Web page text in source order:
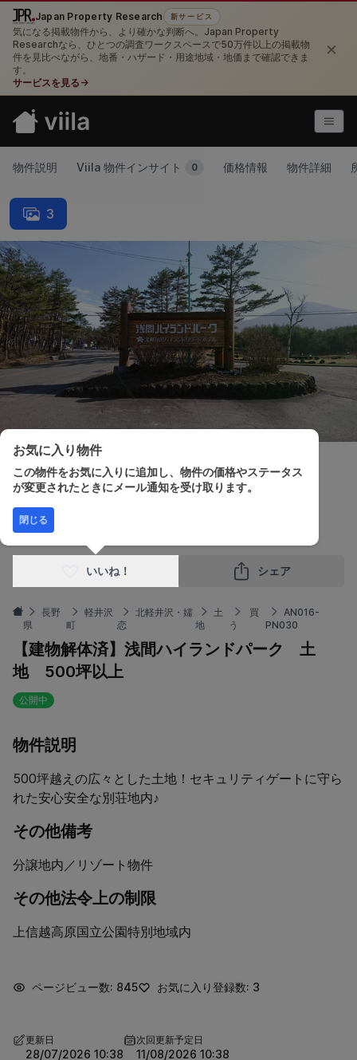
Japan Property Research 新サービス
気になる掲載物件から、より確かな判断へ。Japan Property
Researchなら、ひとつの調査ワークスペースで50万件以上の掲載物
件を見比べながら、地番・ハザード・用途地域・地価まで確認できま
す。
サービスを見る →
×
物件説明 Viila 物件インサイト 0 価格情報 物件詳細
3
販売価格
¥7,005,600
いいね！ シェア
長野
県
軽井沢
町
北軽井沢・嬬
恋
土
地
買
う
AN016-
PN030
【建物解体済】浅間ハイランドパーク 土
地 500坪以上
公開中
物件説明
500坪越えの広々とした土地！セキュリティゲートに守ら
れた安心安全な別荘地内♪
その他備考
分譲地内／リゾート物件
その他法令上の制限
上信越高原国立公園特別地域内
ページビュー数: 845 お気に入り登録数: 3
更新日
28/07/2026 10:38
次回更新予定日
11/08/2026 10:38
お気に入り物件
この物件をお気に入りに追加し、物件の価格やステータス
が変更されたときにメール通知を受け取ります。
閉じる